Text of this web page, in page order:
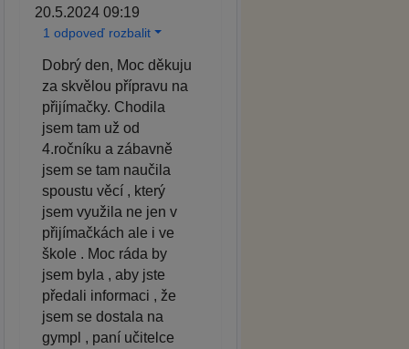
20.5.2024 09:19
1 odpoveď rozbalit
Dobrý den, Moc děkuju
za skvělou přípravu na
přijímačky. Chodila
jsem tam už od
4.ročníku a zábavně
jsem se tam naučila
spoustu věcí , který
jsem využila ne jen v
přijímačkách ale i ve
škole . Moc ráda by
jsem byla , aby jste
předali informaci , že
jsem se dostala na
gympl , paní učitelce